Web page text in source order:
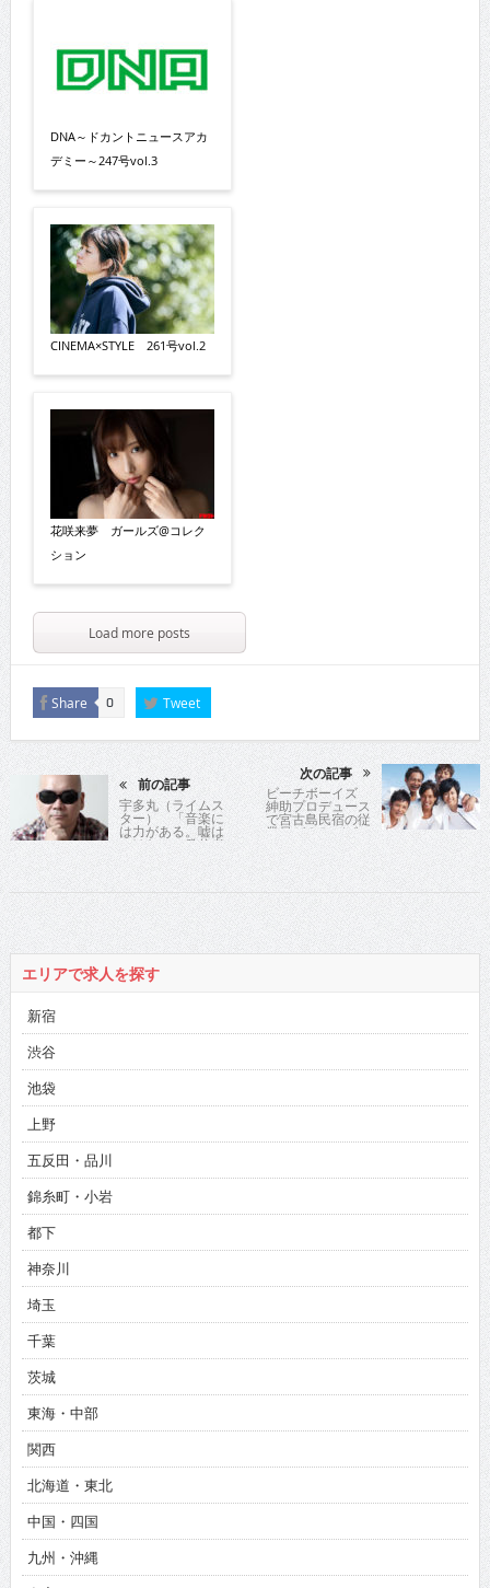
DNA～ドカントニュースアカ
デミー～247号vol.3
CINEMA×STYLE 261号vol.2
花咲来夢 ガールズ@コレク
ション
Load more posts
Share 0 Tweet
前の記事
宇多丸（ライムス
ター） 「音楽に
は力がある。嘘は
つけない。発信者
としてそれを伝え
るため夏歌集めて
日本経済の牽引者
にならないと」
次の記事
ビーチボーイズ
紳助プロデュース
で宮古島民宿の従
業員がＣＤデビュ
エリアで求人を探す
新宿
渋谷
池袋
上野
五反田・品川
錦糸町・小岩
都下
神奈川
埼玉
千葉
茨城
東海・中部
関西
北海道・東北
中国・四国
九州・沖縄